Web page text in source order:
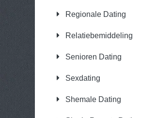
Regionale Dating
Relatiebemiddeling
Senioren Dating
Sexdating
Shemale Dating